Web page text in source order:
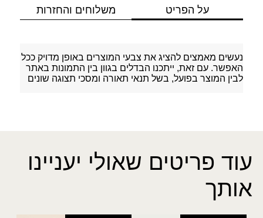
על הפריט משלוחים והחזרות
נעשים מאמצים להציג את צבעי המוצרים באופן מדויק ככל
האפשר. עם זאת, ייתכנו הבדלים בגוון בין התמונות באתר
לבין המוצר בפועל, בשל תנאי תאורה ומסכי תצוגה שונים
עוד פריטים שאולי יעניינו
אותך